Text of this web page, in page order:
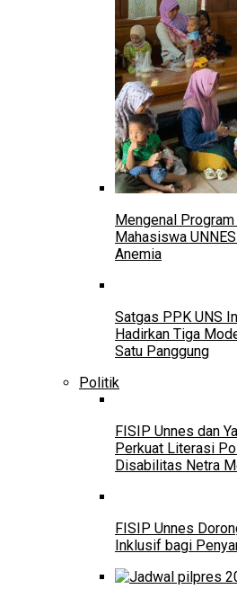
Mengenal
Mahasiswa
Anemia
Satgas PPK UNS
Hadirkan Tiga
Satu Panggung
Politik
FISIP Unnes dan
Perkuat Literasi
Disabilitas Netra
FISIP Unnes
Inklusif bagi